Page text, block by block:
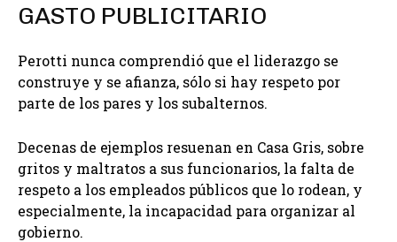
GASTO PUBLICITARIO
Perotti nunca comprendió que el liderazgo se
construye y se afianza, sólo si hay respeto por
parte de los pares y los subalternos.
Decenas de ejemplos resuenan en Casa Gris, sobre
gritos y maltratos a sus funcionarios, la falta de
respeto a los empleados públicos que lo rodean, y
especialmente, la incapacidad para organizar al
gobierno.